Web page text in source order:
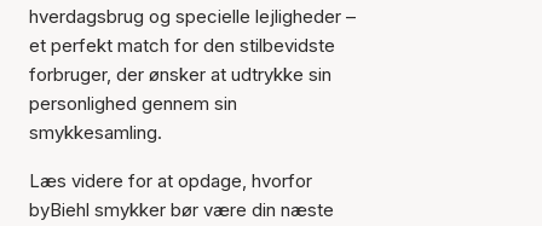
hverdagsbrug og specielle lejligheder –
et perfekt match for den stilbevidste
forbruger, der ønsker at udtrykke sin
personlighed gennem sin
smykkesamling.
Læs videre for at opdage, hvorfor
byBiehl smykker bør være din næste